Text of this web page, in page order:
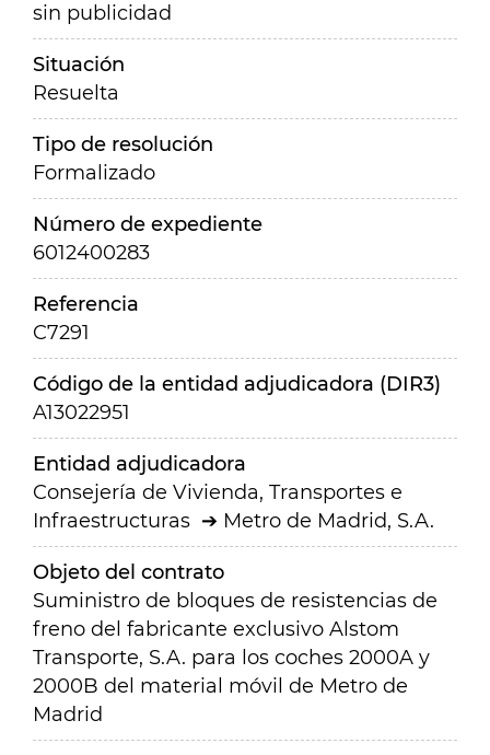
sin publicidad
Situación
Resuelta
Tipo de resolución
Formalizado
Número de expediente
6012400283
Referencia
C7291
Código de la entidad adjudicadora (DIR3)
A13022951
Entidad adjudicadora
Consejería de Vivienda, Transportes e
Infraestructuras
Metro de Madrid, S.A.
Objeto del contrato
Suministro de bloques de resistencias de
freno del fabricante exclusivo Alstom
Transporte, S.A. para los coches 2000A y
2000B del material móvil de Metro de
Madrid